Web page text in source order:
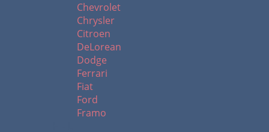
Chevrolet
Chrysler
Citroen
DeLorean
Dodge
Ferrari
Fiat
Ford
Framo